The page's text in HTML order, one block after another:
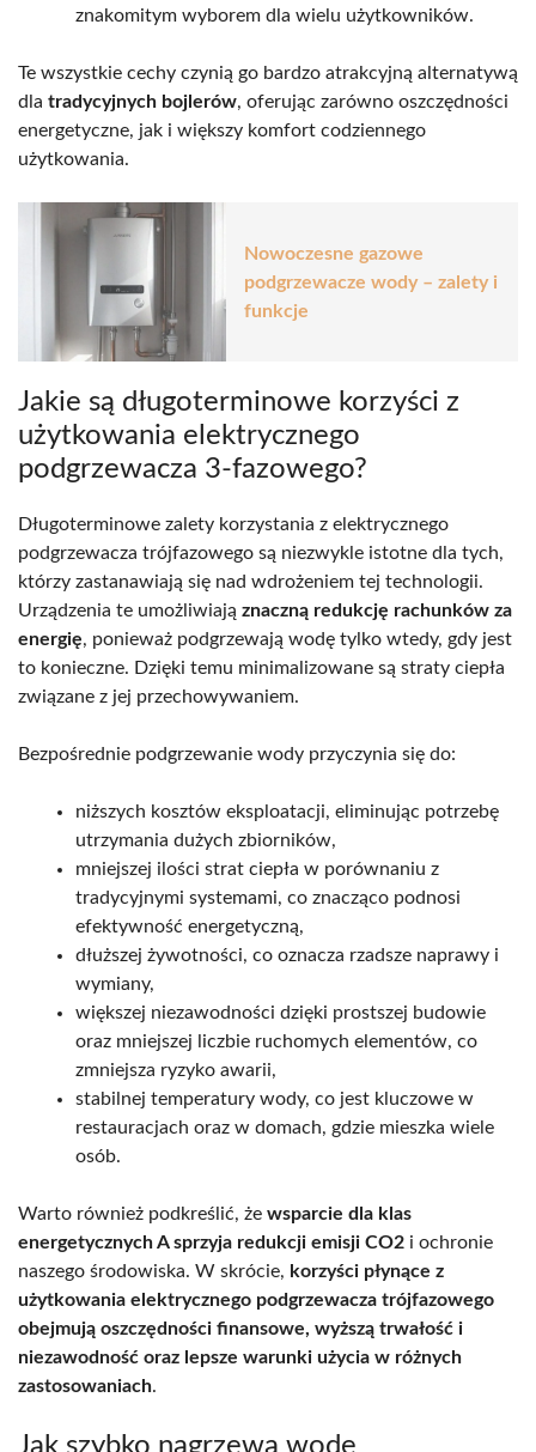
znakomitym wyborem dla wielu użytkowników.
Te wszystkie cechy czynią go bardzo atrakcyjną alternatywą
dla tradycyjnych bojlerów, oferując zarówno oszczędności
energetyczne, jak i większy komfort codziennego
użytkowania.
Nowoczesne gazowe
podgrzewacze wody – zalety i
funkcje
Jakie są długoterminowe korzyści z
użytkowania elektrycznego
podgrzewacza 3-fazowego?
Długoterminowe zalety korzystania z elektrycznego
podgrzewacza trójfazowego są niezwykle istotne dla tych,
którzy zastanawiają się nad wdrożeniem tej technologii.
Urządzenia te umożliwiają znaczną redukcję rachunków za
energię, ponieważ podgrzewają wodę tylko wtedy, gdy jest
to konieczne. Dzięki temu minimalizowane są straty ciepła
związane z jej przechowywaniem.
Bezpośrednie podgrzewanie wody przyczynia się do:
niższych kosztów eksploatacji, eliminując potrzebę
utrzymania dużych zbiorników,
mniejszej ilości strat ciepła w porównaniu z
tradycyjnymi systemami, co znacząco podnosi
efektywność energetyczną,
dłuższej żywotności, co oznacza rzadsze naprawy i
wymiany,
większej niezawodności dzięki prostszej budowie
oraz mniejszej liczbie ruchomych elementów, co
zmniejsza ryzyko awarii,
stabilnej temperatury wody, co jest kluczowe w
restauracjach oraz w domach, gdzie mieszka wiele
osób.
Warto również podkreślić, że wsparcie dla klas
energetycznych A sprzyja redukcji emisji CO2 i ochronie
naszego środowiska. W skrócie, korzyści płynące z
użytkowania elektrycznego podgrzewacza trójfazowego
obejmują oszczędności finansowe, wyższą trwałość i
niezawodność oraz lepsze warunki użycia w różnych
zastosowaniach.